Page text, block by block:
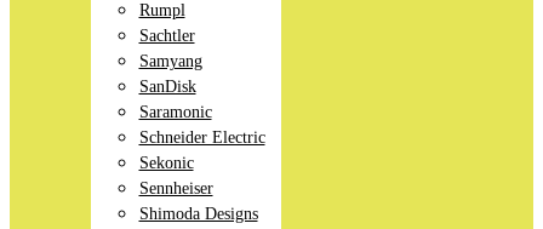
Rumpl
Sachtler
Samyang
SanDisk
Saramonic
Schneider Electric
Sekonic
Sennheiser
Shimoda Designs